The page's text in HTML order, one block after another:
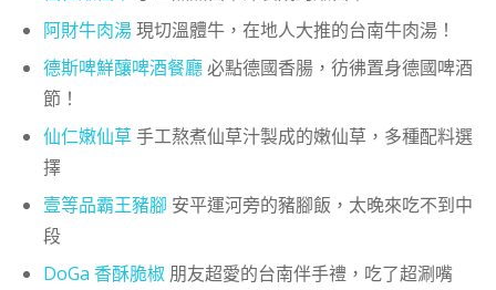
阿財牛肉湯現切溫體牛，在地人大推的台南牛肉湯！
德斯啤鮮釀啤酒餐廳必點德國香腸，彷彿置身德國啤酒
節！
仙仁嫩仙草手工熬煮仙草汁製成的嫩仙草，多種配料選
擇
壹等品霸王豬腳 安平運河旁的豬腳飯，太晚來吃不到中
段
DoGa 香酥脆椒 朋友超愛的台南伴手禮，吃了超涮嘴